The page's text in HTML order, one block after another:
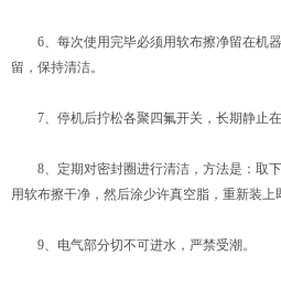
6、每次使用完毕必须用软布擦净留在机器
留，保持清洁。
7、停机后拧松各聚四氟开关，长期静止在
8、定期对密封圈进行清洁，方法是：取下
用软布擦干净，然后涂少许真空脂，重新装上
9、电气部分切不可进水，严禁受潮。